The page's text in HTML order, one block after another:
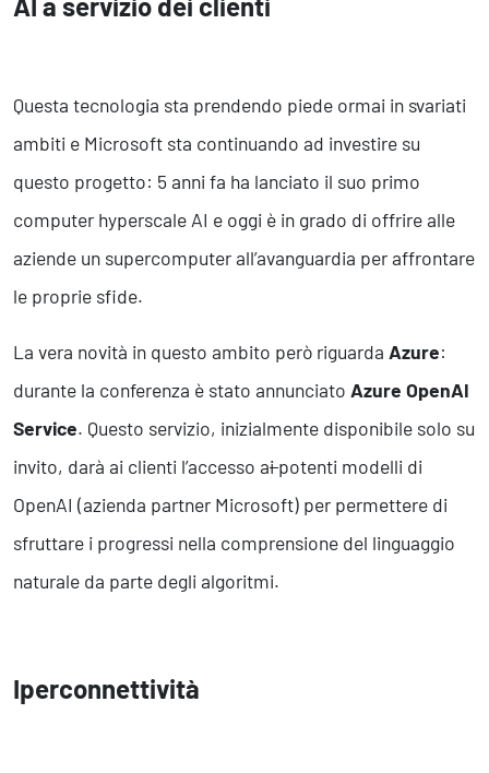
Questa tecnologia sta prendendo piede ormai in svariati
ambiti e Microsoft sta continuando ad investire su
questo progetto: 5 anni fa ha lanciato il suo primo
computer hyperscale AI e oggi è in grado di offrire alle
aziende un supercomputer all’avanguardia per affrontare
le proprie sfide.
La vera novità in questo ambito però riguarda Azure:
durante la conferenza è stato annunciato Azure OpenAI
Service. Questo servizio, inizialmente disponibile solo su
invito, darà ai clienti l’accesso aipotenti modelli di
OpenAI (azienda partner Microsoft) per permettere di
sfruttare i progressi nella comprensione del linguaggio
naturale da parte degli algoritmi.
Iperconnettività